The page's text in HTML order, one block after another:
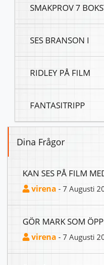
SMAKPROV 7
SES BRANSON I
RIDLEY PÅ FILM
FANTASITRIPP
Dina Frågor
KAN SES PÅ FILM
virena - 7 Augusti
GÖR MARK SOM
virena - 7 Augusti